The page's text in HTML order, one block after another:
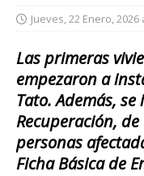
Jueves, 22 Enero, 2026
Las primeras
empezaron a
Tato. Además,
Recuperación,
personas
Ficha Básica de